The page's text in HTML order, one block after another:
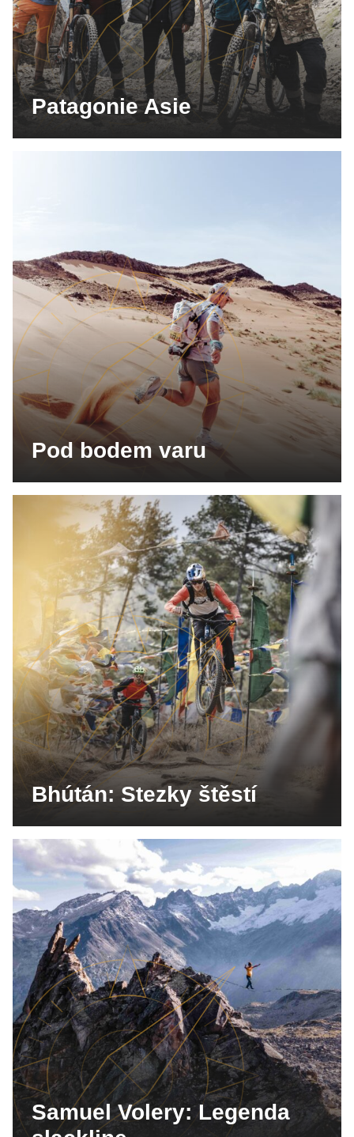
Patagonie Asie
Pod bodem varu
Bhútán: Stezky štěstí
Samuel Volery: Legenda